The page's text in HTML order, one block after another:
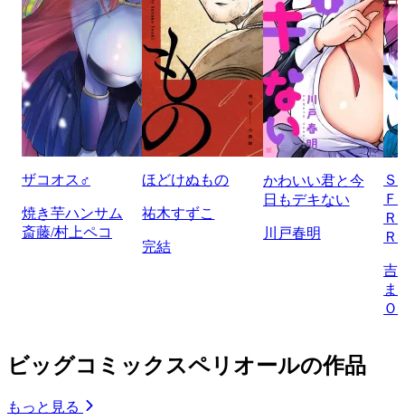
ザコオス♂
焼き芋ハンサム
斎藤/村上ペコ
ほどけぬもの
祐木すずこ
完結
かわいい君と今
日もデキない
川戸春明
Ｆ
Ｒ
吉
ま
Ｏ
ビッグコミックスペリオールの作品
もっと見る